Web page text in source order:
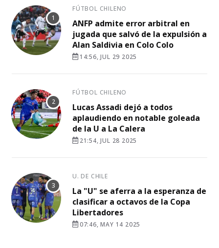
FÚTBOL CHILENO
ANFP admite error arbitral en
jugada que salvó de la expulsión a
Alan Saldivia en Colo Colo
14:56, JUL 29 2025
FÚTBOL CHILENO
Lucas Assadi dejó a todos
aplaudiendo en notable goleada
de la U a La Calera
21:54, JUL 28 2025
U. DE CHILE
La "U" se aferra a la esperanza de
clasificar a octavos de la Copa
Libertadores
07:46, MAY 14 2025